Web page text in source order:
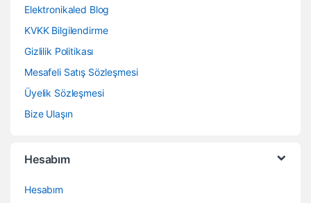
Elektronikaled Blog
KVKK Bilgilendirme
Gizlilik Politikası
Mesafeli Satış Sözleşmesi
Üyelik Sözleşmesi
Bize Ulaşın
Hesabım
Hesabım